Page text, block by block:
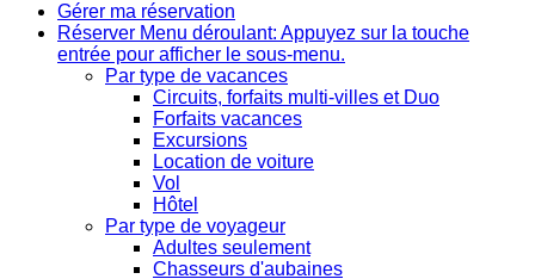
Gérer ma réservation
Réserver Menu déroulant: Appuyez sur la touche
entrée pour afficher le sous-menu.
Par type de vacances
Circuits, forfaits multi-villes et Duo
Forfaits vacances
Excursions
Location de voiture
Vol
Hôtel
Par type de voyageur
Adultes seulement
Chasseurs d'aubaines